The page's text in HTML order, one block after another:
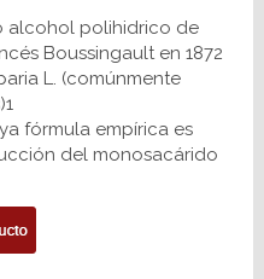
alcohol polihidrico de
Boussingault en 1872
L. (comúnmente
fórmula empírica es
del monosacárido